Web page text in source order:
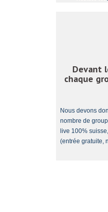
Devant
chaque
Nous devons
nombre de
live 100%
(entrée gratuite,